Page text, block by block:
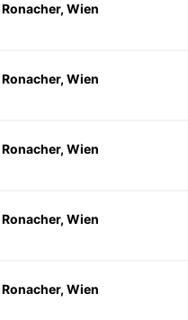
Ronacher, Wien
Ronacher, Wien
Ronacher, Wien
Ronacher, Wien
Ronacher, Wien